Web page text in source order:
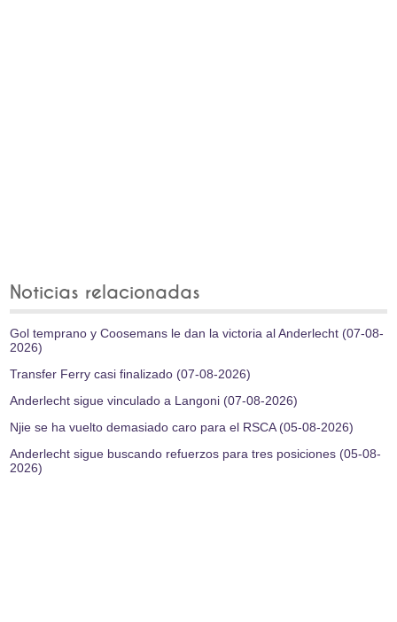
Noticias relacionadas
Gol temprano y Coosemans le dan la victoria al Anderlecht (07-08-
2026)
Transfer Ferry casi finalizado (07-08-2026)
Anderlecht sigue vinculado a Langoni (07-08-2026)
Njie se ha vuelto demasiado caro para el RSCA (05-08-2026)
Anderlecht sigue buscando refuerzos para tres posiciones (05-08-
2026)